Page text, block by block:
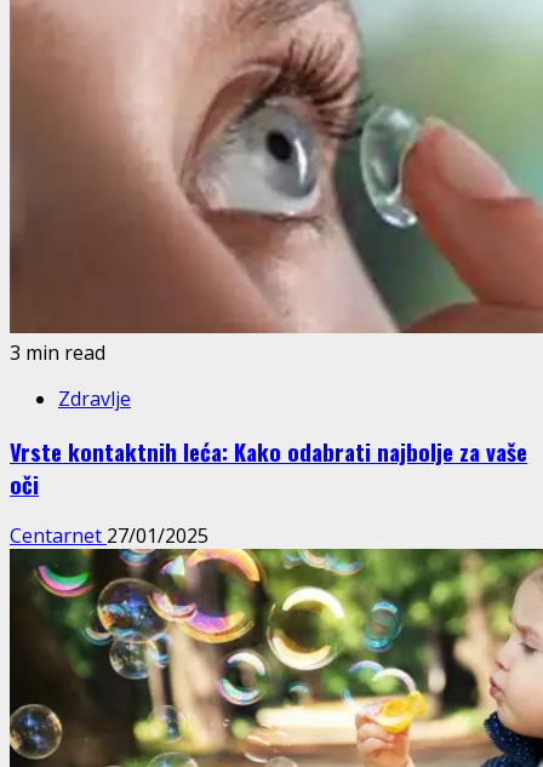
3 min read
Zdravlje
Vrste kontaktnih leća: Kako odabrati najbolje za vaše
oči
Centarnet 27/01/2025